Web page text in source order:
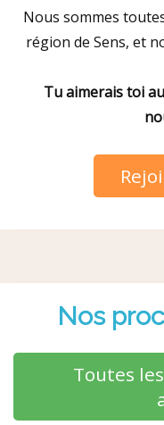
Nous sommes
région de Sens, et
Tu aimerais toi
Nos
Toutes